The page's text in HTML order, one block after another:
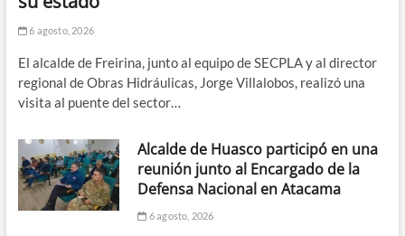
6 agosto, 2026
El alcalde de Freirina, junto al equipo de SECPLA y al director
regional de Obras Hidráulicas, Jorge Villalobos, realizó una
visita al puente del sector…
Alcalde de Huasco participó en una
reunión junto al Encargado de la
Defensa Nacional en Atacama
6 agosto, 2026